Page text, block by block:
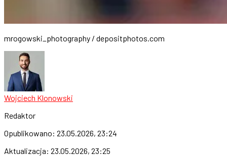
mrogowski_photography / depositphotos.com
Wojciech Klonowski
Redaktor
Opublikowano: 23.05.2026, 23:24
Aktualizacja: 23.05.2026, 23:25